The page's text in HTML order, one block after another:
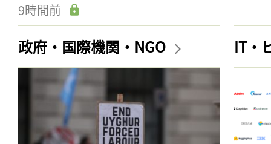
9時間前
政府・国際機関・NGO IT・